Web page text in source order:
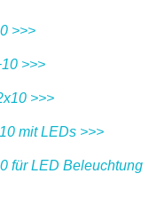
>>>
>>>
>>>
mit LEDs >>>
für LED Beleuchtung